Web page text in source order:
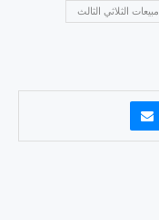
مبيعات الثلاثي الثالث